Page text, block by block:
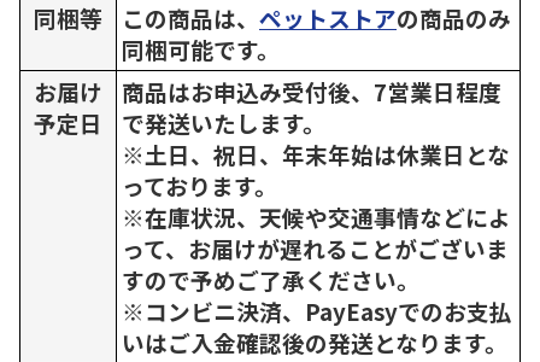
同梱等
この商品は、 ペットストアの商品のみ
同梱可能です。
お届け
予定日
商品はお申込み受付後、7営業日程度
で発送いたします。
※土日、祝日、年末年始は休業日とな
っております。
※在庫状況、天候や交通事情などによ
って、お届けが遅れることがございま
すので予めご了承ください。
※コンビニ決済、PayEasyでのお支払
いはご入金確認後の発送となります。